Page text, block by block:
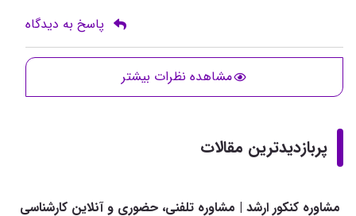
پاسخ به دیدگاه
مشاهده نظرات بیشتر
پربازدیدترین مقالات
مشاوره کنکور ارشد | مشاوره تلفنی، حضوری و آنلاین کارشناسی